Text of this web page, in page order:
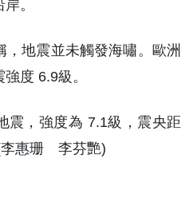
。
，地震並未觸發海嘯。歐洲
度 6.9級。
震，強度為 7.1級，震央距
李惠珊 李芬艷)